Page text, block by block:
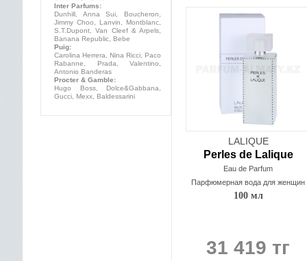
LALIQUE
Perles de Lalique
Eau de Parfum
Парфюмерная вода для женщин
100 мл
31 419 тг
Inter Parfums:
Dunhill, Anna Sui, Boucheron,
Jimmy Choo, Lanvin, Montblanc,
S.T.Dupont, Van Cleef & Arpels,
Banana Republic, Bebe
Puig:
Carolina Herrera, Nina Ricci, Paco
Rabanne, Prada, Valentino,
Antonio Banderas
Procter & Gamble:
Hugo Boss, Dolce&Gabbana,
Gucci, Mexx, Baldessarini